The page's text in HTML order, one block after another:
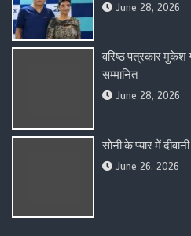
June 28, 2026
वरिष्ठ पत्रकार मुकेश
सम्मानित
June 28, 2026
सोनी के प्यार में
June 26, 2026